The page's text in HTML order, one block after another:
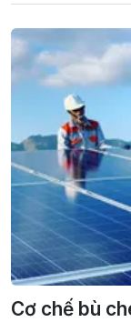
Cơ chế bù